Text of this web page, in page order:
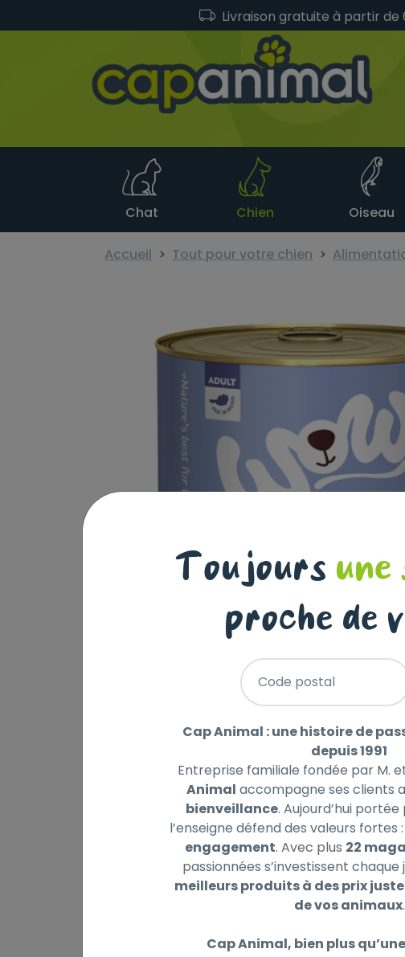
Livraison gratuite à partir de
Chat Chien Oiseau
Accueil Tout pour votre chien
Description Laisser un avis
Menus d'aliments complets de qualité
vitamines et des mineraux.
71 % Viandes & abats (21,5 % viande de poulet,
% coeur de boeuf, 6 % foie de boeuf), 2,5 %
Toujours une
proche de
Code postal
Cap Animal : une histoire de
depuis 1991
Entreprise familiale fondée par M.
Animal accompagne ses clients
bienveillance. Aujourd’hui
l’enseigne défend des valeurs fortes :
engagement. Avec plus 22
passionnées s’investissent
meilleurs produits à des prix
de vos animaux.
Cap Animal, bien plus